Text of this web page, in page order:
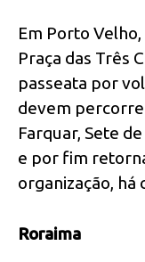
Em Porto
Praça das Três
passeata por
devem
Farquar, Sete
e por fim
organização, há
Roraima